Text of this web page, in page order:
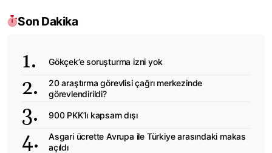
Son Dakika
Gökçek’e soruşturma izni yok
20 araştırma görevlisi çağrı merkezinde
görevlendirildi?
900 PKK’lı kapsam dışı
Asgari ücrette Avrupa ile Türkiye arasındaki makas
açıldı